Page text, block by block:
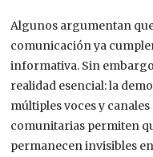
Algunos argumentan
comunicación ya
informativa. Sin
realidad esencial: la
múltiples voces y
comunitarias permiten
permanecen invisibles